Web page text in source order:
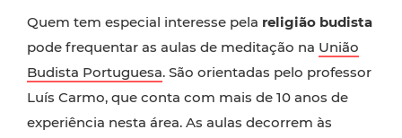
Quem tem especial interesse pela religião budista
pode frequentar as aulas de meditação na União
Budista Portuguesa. São orientadas pelo professor
Luís Carmo, que conta com mais de 10 anos de
experiência nesta área. As aulas decorrem às